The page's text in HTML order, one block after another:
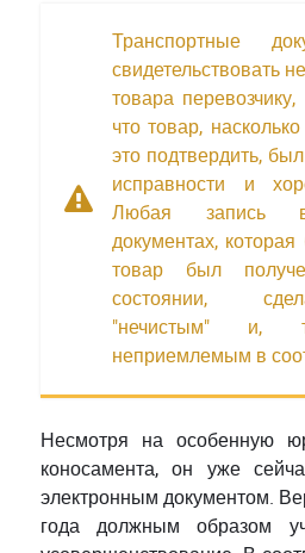
Транспортные
свидетельствовать
товара
что товар,
это подтвердить,
исправности и
Любая запись в
документах,
товар был
состоянии,
"нечистым" и,
неприемлемым в
Несмотря на особенную
коносамента, он уже
электронным документом.
года должным образом